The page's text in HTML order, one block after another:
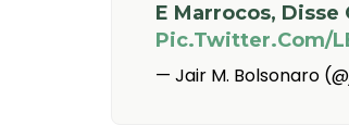
E Marrocos,
Pic.twitter.com/
— Jair M. Bolsonaro